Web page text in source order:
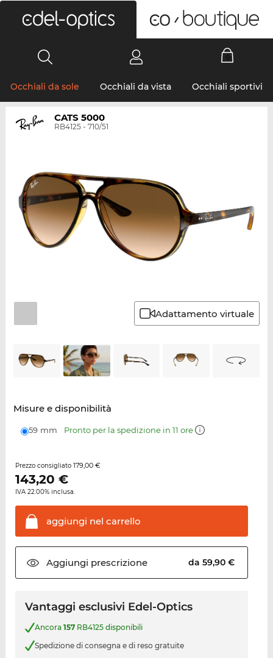
Occhiali da sole Occhiali da vista Occhiali sportivi
CATS 5000
RB4125 - 710/51
Adattamento virtuale
Misure e disponibilità
59 mm Pronto per la spedizione in 11 ore
Prezzo consigliato 179,00 €
143,20 €
IVA 22.00% inclusa.
aggiungi nel carrello
Aggiungi prescrizione da 59,90 €
Vantaggi esclusivi Edel-Optics
Ancora 157RB4125 disponibili
Spedizione di consegna e di reso gratuite